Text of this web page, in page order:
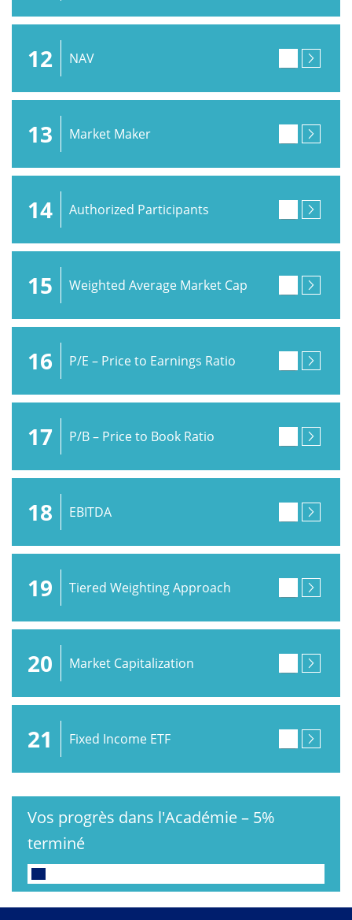
12 NAV
13 Market Maker
14 Authorized Participants
15 Weighted Average Market Cap
16 P/E – Price to Earnings Ratio
17 P/B – Price to Book Ratio
18 EBITDA
19 Tiered Weighting Approach
20 Market Capitalization
21 Fixed Income ETF
Vos progrès dans l'Académie– 5%
terminé